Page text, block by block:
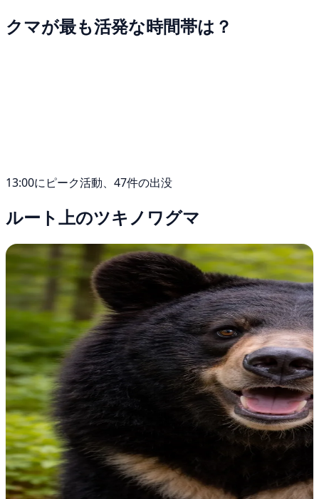
クマが最も活発な時間帯は？
13:00にピーク活動、47件の出没
ルート上のツキノワグマ